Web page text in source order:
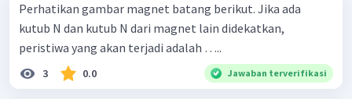
Perhatikan gambar magnet batang berikut. Jika ada
kutub N dan kutub N dari magnet lain didekatkan,
peristiwa yang akan terjadi adalah …..
3 0.0 Jawaban terverifikasi